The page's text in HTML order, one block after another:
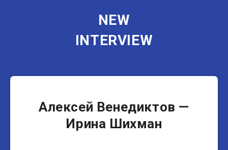
NEW
INTERVIEW
Журналисты
Алексей Венедиктов —
Ирина Шихман